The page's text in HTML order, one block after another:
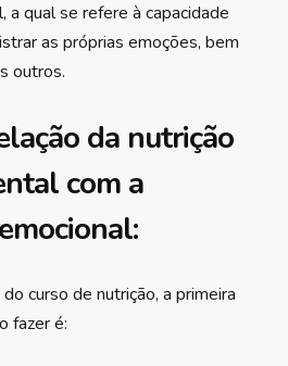
a qual se refere à capacidade
as próprias emoções, bem
outros.
da nutrição
com a
curso de nutrição, a primeira
fazer é: